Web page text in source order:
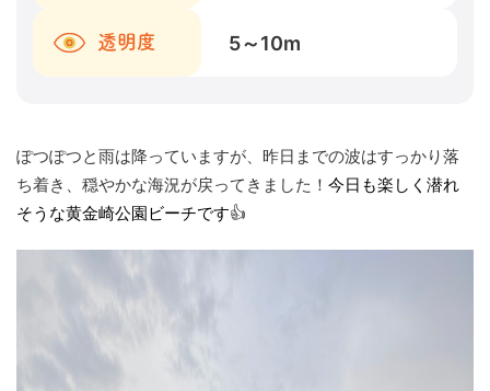
透明度 5～10m
ぽつぽつと雨は降っていますが、昨日までの波はすっかり落
ち着き、穏やかな海況が戻ってきました！ 今日も楽しく潜れ
そうな黄金崎公園ビーチです👍